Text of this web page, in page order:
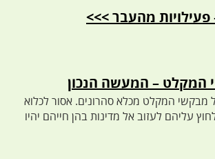
מהעבר >>>
המקלט – המעשה הנכון
מבקשי המקלט מכלא סהרונים. אסור לכלוא
עליהם לעזוב אל מדינות בהן חייהם יהיו